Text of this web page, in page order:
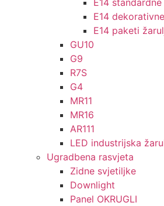
E14 standardne
E14
E14 paketi
GU10
G9
R7S
G4
MR11
MR16
AR111
LED industrijska
Ugradbena rasvjeta
Zidne svjetiljke
Downlight
Panel OKRUGLI